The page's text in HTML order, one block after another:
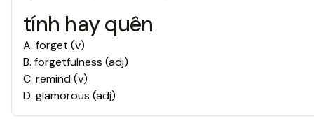
tính hay quên
A. forget (v)
B. forgetfulness (adj)
C. remind (v)
D. glamorous (adj)